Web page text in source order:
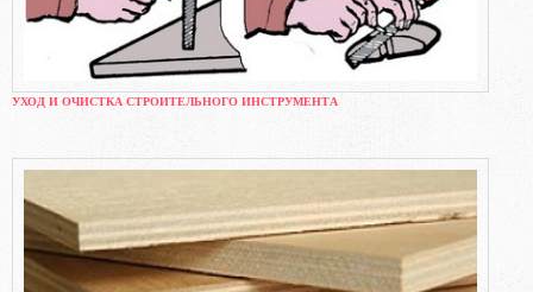
УХОД И ОЧИСТКА СТРОИТЕЛЬНОГО ИНСТРУМЕНТА